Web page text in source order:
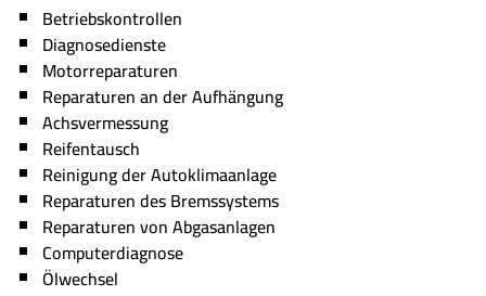
Betriebskontrollen
Diagnosedienste
Motorreparaturen
Reparaturen an der Aufhängung
Achsvermessung
Reifentausch
Reinigung der Autoklimaanlage
Reparaturen des Bremssystems
Reparaturen von Abgasanlagen
Computerdiagnose
Ölwechsel